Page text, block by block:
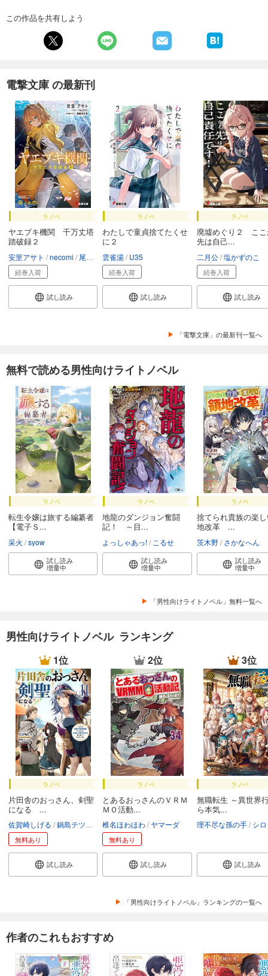
この作品を共有しよう
電撃文庫 の最新刊
ラノベ
ヤエブキ機関 千万丈塔
踏破録２
安里アサト necomi 尾崎伊万里
続巻入荷
試し読み
ラノベ
わたしで童貞捨てたくせ
に２
雲雀湯 U35
続巻入荷
試し読み
ラノベ
廃墟めぐり２ ここ
先は自己...
二月公 塩かずのこ
続巻入荷
試し読み
「電撃文庫」の最新刊一覧へ
無料で読める男性向けライトノベル
ラノベ
転生令嬢は旅する編纂者
【電子Ｓ...
采火 syow
試し読み
増量中
ラノベ
地龍のダンジョン奮闘
記！ ～目...
よっしゃあっ! こるせ
試し読み
増量中
ラノベ
捨てられ貴族の楽
地改革 ...
茨木野 さかなへん
試し読み
増量中
「男性向けライトノベル」無料一覧へ
男性向けライトノベル ランキング
1位
ラノベ
片田舎のおっさん、剣聖
になる ...
佐賀崎しげる 鍋島テツヒロ
無料あり
試し読み
2位
ラノベ
とあるおっさんのＶＲＭ
ＭＯ活動...
椎名ほわほわ ヤマーダ
無料あり
試し読み
3位
ラノベ
無職転生 ～異世界
ら本気...
理不尽な孫の手 シ
試し読み
「男性向けライトノベル」ランキングの一覧へ
作者のこれもおすすめ